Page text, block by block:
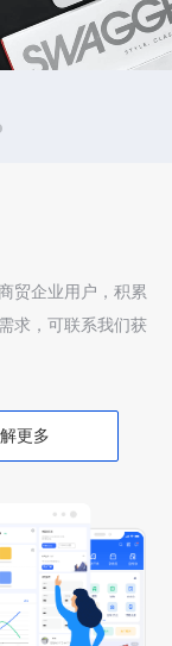
贸企业用户，积累
求，可联系我们获
解更多